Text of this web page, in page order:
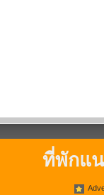
ที่พักแ